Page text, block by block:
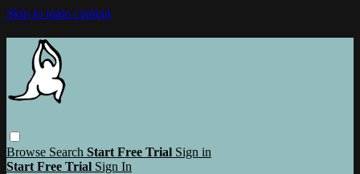
Skip to main content
Browse Search Start Free Trial Sign in
Start Free Trial Sign In